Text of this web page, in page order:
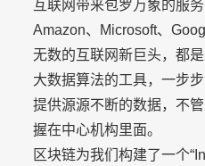
互联网带来包罗万象的服
Amazon、Microsoft、
无数的互联网新巨头，都
大数据算法的工具，一步
提供源源不断的数据，不
握在中心机构里面。
区块链为我们构建了一个